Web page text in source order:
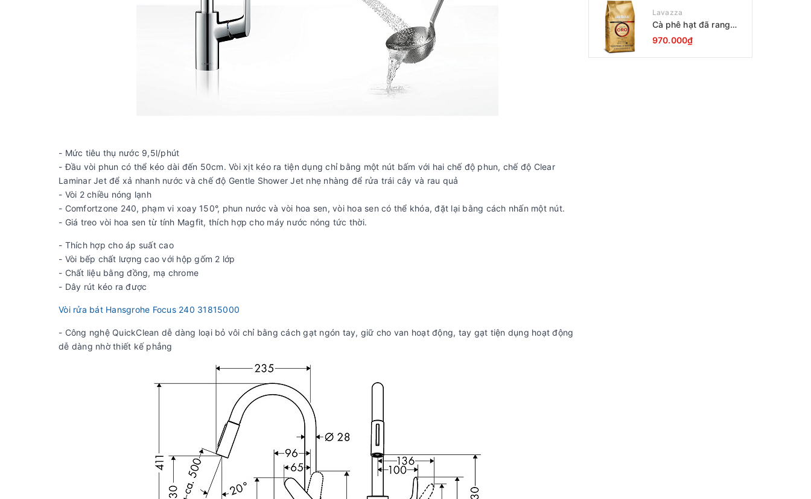
- Mức tiêu thụ nước 9,5l/phút
- Đầu vòi phun có thể kéo dài đến 50cm. Vòi xịt kéo ra tiện dụng chỉ bằng một nút bấm với hai chế độ phun, chế độ Clear
Laminar Jet để xả nhanh nước và chế độ Gentle Shower Jet nhẹ nhàng để rửa trái cây và rau quả
- Vòi 2 chiều nóng lạnh
- Comfortzone 240, phạm vi xoay 150°, phun nước và vòi hoa sen, vòi hoa sen có thể khóa, đặt lại bằng cách nhấn một nút.
- Giá treo vòi hoa sen từ tính Magfit, thích hợp cho máy nước nóng tức thời.
- Thích hợp cho áp suất cao
- Vòi bếp chất lượng cao với hộp gốm 2 lớp
- Chất liệu bằng đồng, mạ chrome
- Dây rút kéo ra được
Vòi rửa bát Hansgrohe Focus 240 31815000
- Công nghệ QuickClean dễ dàng loại bỏ vôi chỉ bằng cách gạt ngón tay, giữ cho van hoạt động, tay gạt tiện dụng hoạt động
dễ dàng nhờ thiết kế phẳng
Lavazza
Cà phê hạt đã rang
Lavazza Oro Qualita
1000g
970.000₫